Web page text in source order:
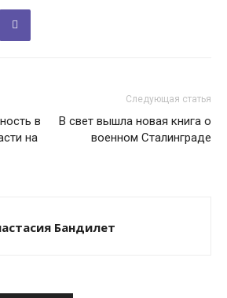
в
на
Следующая статья
В свет вышла новая книга о
военном Сталинграде
Бандилет